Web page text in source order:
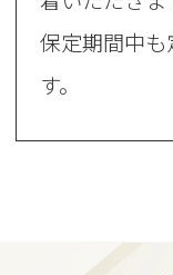
保定期間中
す。